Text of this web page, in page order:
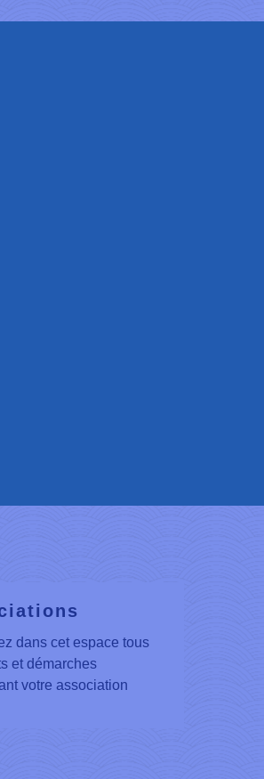
dans cet espace tous
et démarches
votre association